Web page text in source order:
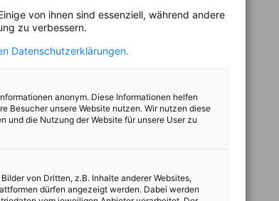
in Münich!
EVENT
von ihnen sind essenziell, während andere
zu verbessern.
Datenschutzerklärungen.
anonym. Diese Informationen helfen
Besucher unsere Website nutzen. Wir nutzen diese
und die Nutzung der Website für unsere User zu
von Dritten, z.B. Inhalte anderer Websites,
dürfen angezeigt werden. Dabei werden